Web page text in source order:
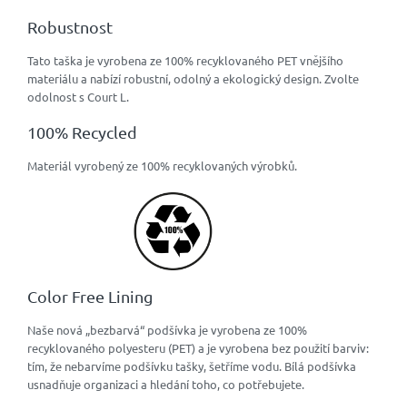
Robustnost
Tato taška je vyrobena ze 100% recyklovaného PET vnějšího
materiálu a nabízí robustní, odolný a ekologický design. Zvolte
odolnost s Court L.
100% Recycled
Materiál vyrobený ze 100% recyklovaných výrobků.
Color Free Lining
Naše nová „bezbarvá“ podšívka je vyrobena ze 100%
recyklovaného polyesteru (PET) a je vyrobena bez použití barviv:
tím, že nebarvíme podšívku tašky, šetříme vodu. Bílá podšívka
usnadňuje organizaci a hledání toho, co potřebujete.